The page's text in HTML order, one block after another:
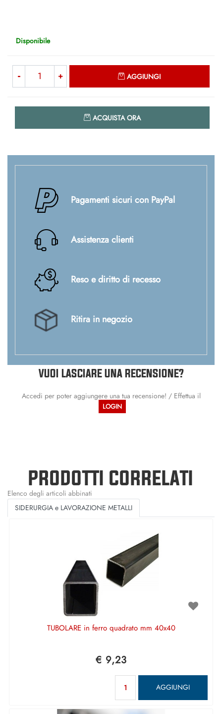
Disponibile
AGGIUNGI
ACQUISTA ORA
Pagamenti sicuri con PayPal
Assistenza clienti
Reso e diritto di recesso
Ritira in negozio
VUOI LASCIARE UNA RECENSIONE?
Accedi per poter aggiungere una tua recensione! / Effettua il
LOGIN
PRODOTTI CORRELATI
Elenco degli articoli abbinati
SIDERURGIA e LAVORAZIONE METALLI
TUBOLARE in ferro quadrato mm 40x40
€ 9,23
AGGIUNGI